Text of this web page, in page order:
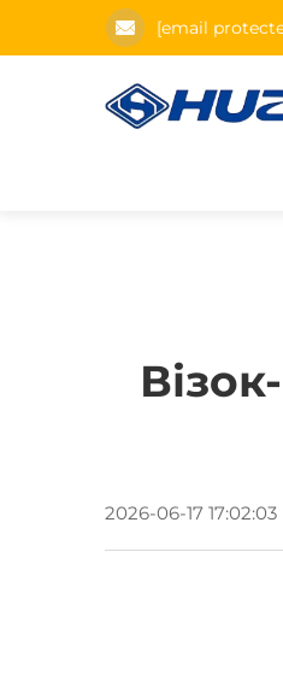
[email
2026-06-17 17:02:03